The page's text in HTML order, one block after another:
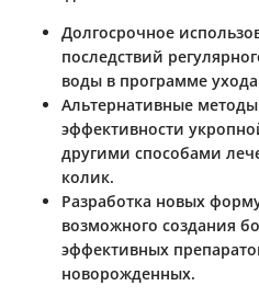
Долгосрочное
последствий
воды в программе
Альтернативные
эффективности
другими способами
колик.
Разработка новых
возможного создания
эффективных
новорожденных.